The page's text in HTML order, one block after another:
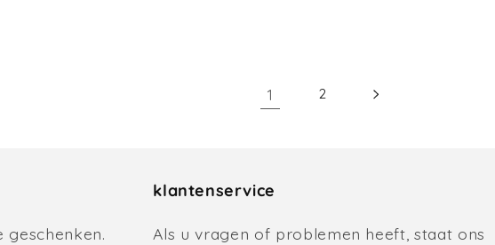
1 2
klantenservice
Als u vragen of problemen heeft, staat ons